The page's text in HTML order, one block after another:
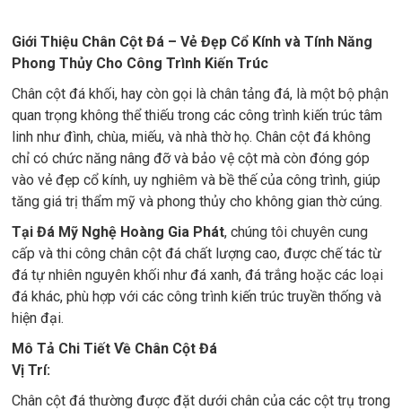
Giới Thiệu Chân Cột Đá – Vẻ Đẹp Cổ Kính và Tính Năng
Phong Thủy Cho Công Trình Kiến Trúc
Chân cột đá khối, hay còn gọi là chân tảng đá, là một bộ phận
quan trọng không thể thiếu trong các công trình kiến trúc tâm
linh như đình, chùa, miếu, và nhà thờ họ. Chân cột đá không
chỉ có chức năng nâng đỡ và bảo vệ cột mà còn đóng góp
vào vẻ đẹp cổ kính, uy nghiêm và bề thế của công trình, giúp
tăng giá trị thẩm mỹ và phong thủy cho không gian thờ cúng.
Tại Đá Mỹ Nghệ Hoàng Gia Phát, chúng tôi chuyên cung
cấp và thi công chân cột đá chất lượng cao, được chế tác từ
đá tự nhiên nguyên khối như đá xanh, đá trắng hoặc các loại
đá khác, phù hợp với các công trình kiến trúc truyền thống và
hiện đại.
Mô Tả Chi Tiết Về Chân Cột Đá
Vị Trí:
Chân cột đá thường được đặt dưới chân của các cột trụ trong